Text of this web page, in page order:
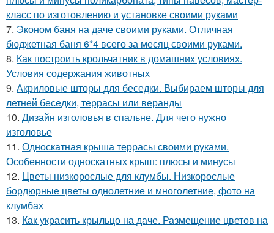
класс по изготовлению и установке своими руками
7. Эконом баня на даче своими руками. Отличная
бюджетная баня 6*4 всего за месяц своими руками.
8. Как построить крольчатник в домашних условиях.
Условия содержания животных
9. Акриловые шторы для беседки. Выбираем шторы для
летней беседки, террасы или веранды
10. Дизайн изголовья в спальне. Для чего нужно
изголовье
11. Односкатная крыша террасы своими руками.
Особенности односкатных крыш: плюсы и минусы
12. Цветы низкорослые для клумбы. Низкорослые
бордюрные цветы однолетние и многолетние, фото на
клумбах
13. Как украсить крыльцо на даче. Размещение цветов на